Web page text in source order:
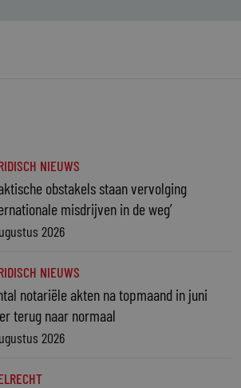
NIEUWS
obstakels staan vervolging
misdrijven in de weg’
2026
NIEUWS
notariële akten na topmaand in juni
terug naar normaal
2026